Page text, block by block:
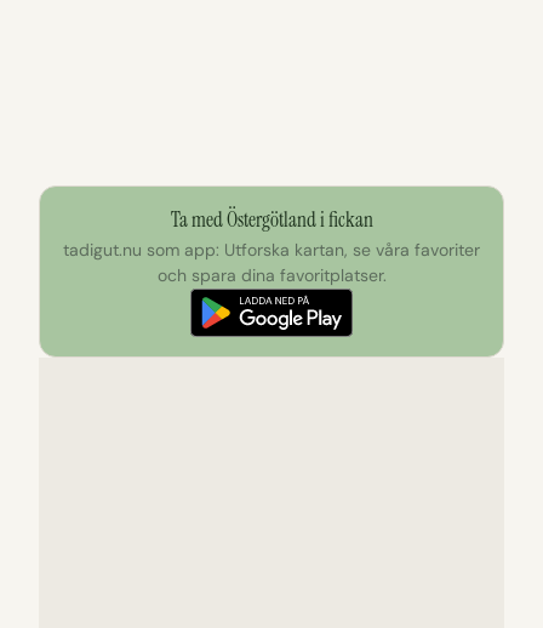
Ta med Östergötland i fickan
tadigut.nu som app: Utforska kartan, se våra favoriter
och spara dina favoritplatser.